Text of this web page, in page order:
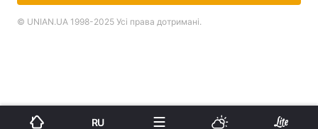
© UNIAN.UA 1998-2025 Усі права дотримані.
RU